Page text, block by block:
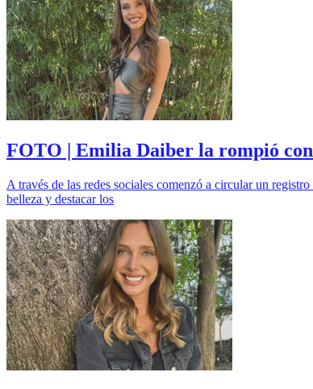
FOTO | Emilia Daiber la rompió con
A través de las redes sociales comenzó a circular un
belleza y destacar los